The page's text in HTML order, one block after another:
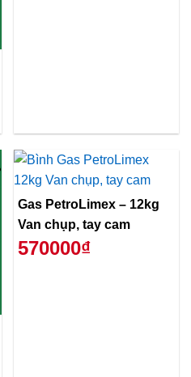
Gas PetroLimex – 12kg
Van chụp, tay cam
570000₫